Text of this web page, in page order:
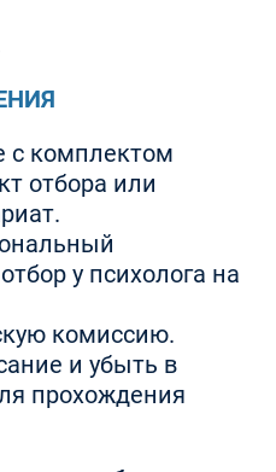
с комплектом
отбора или
у психолога на
комиссию.
и убыть в
прохождения